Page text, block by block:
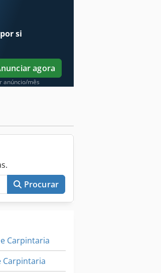
(1
venda
si
agora
anúncio/mês
Procurar
Carpintaria
Carpintaria